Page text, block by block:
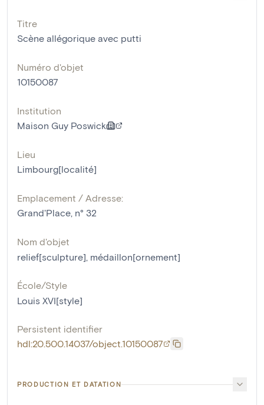
Titre
Scène allégorique avec putti
Numéro d'objet
10150087
Institution
Maison Guy Poswick
Lieu
Limbourg[localité]
Emplacement / Adresse:
Grand'Place, n° 32
Nom d'objet
relief[sculpture], médaillon[ornement]
École/Style
Louis XVI[style]
Persistent identifier
hdl:20.500.14037/object.10150087
PRODUCTION ET DATATION